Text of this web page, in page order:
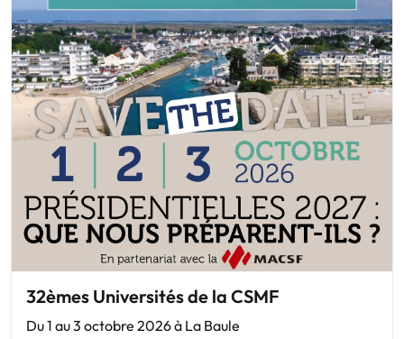
32èmes Universités de la CSMF
Du 1 au 3 octobre 2026 à La Baule